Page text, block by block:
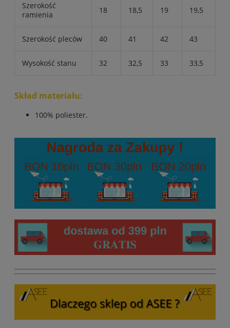
Szerokość
ramienia
18 18,5 19 19,5
Szerokość pleców 40 41 42 43
Wysokość stanu 32 32,5 33 33,5
Skład materiału:
100% poliester.